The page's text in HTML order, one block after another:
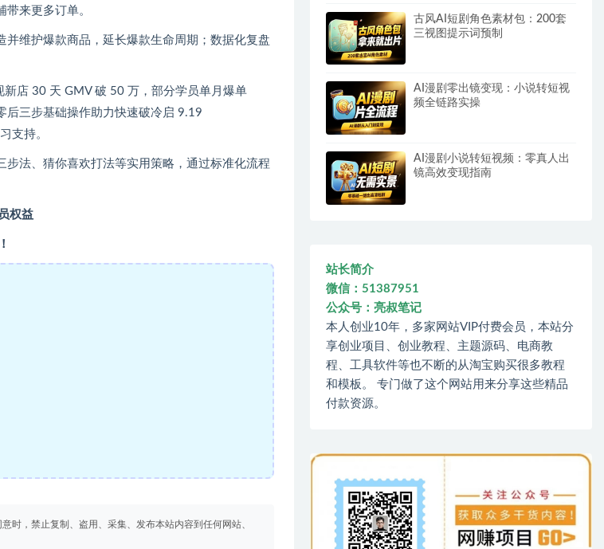
来更多订单。
维护爆款商品，延长爆款生命周期；数据化复盘
店 30 天 GMV 破 50 万，部分学员单月爆单
后三步基础操作助力快速破冷启 9.19
支持。
法、猜你喜欢打法等实用策略，通过标准化流程
权益
时，禁止复制、盗用、采集、发布本站内容到任何网站、
古风AI短剧角色素材包：200套
三视图提示词预制
AI漫剧零出镜变现：小说转短视
频全链路实操
AI漫剧小说转短视频：零真人出
镜高效变现指南
站长简介
微信：51387951
公众号：亮叔笔记
本人创业10年，多家网站VIP付费会员，本站分
享创业项目、创业教程、主题源码、电商教
程、工具软件等也不断的从淘宝购买很多教程
和模板。 专门做了这个网站用来分享这些精品
付款资源。